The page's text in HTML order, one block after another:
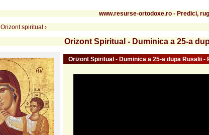
www.resurse-ortodoxe.ro - Predici,
Orizont spiritual ›
Orizont Spiritual - Duminica a 25-a
Orizont Spiritual - Duminica a 25-a dupa Rusalii